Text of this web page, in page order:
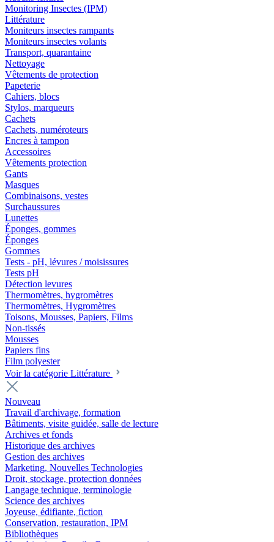
Monitoring Insectes (IPM)
Littérature
Moniteurs insectes rampants
Moniteurs insectes volants
Transport, quarantaine
Nettoyage
Vêtements de protection
Papeterie
Cahiers, blocs
Stylos, marqueurs
Cachets
Cachets, numéroteurs
Encres à tampon
Accessoires
Vêtements protection
Gants
Masques
Combinaisons, vestes
Surchaussures
Lunettes
Éponges, gommes
Éponges
Gommes
Tests - pH, lévures / moisissures
Tests pH
Détection levures
Thermomètres, hygromètres
Thermomètres, Hygromètres
Toisons, Mousses, Papiers, Films
Non-tissés
Mousses
Papiers fins
Film polyester
Voir la catégorie Littérature
Nouveau
Travail d'archivage, formation
Bâtiments, visite guidée, salle de lecture
Archives et fonds
Historique des archives
Gestion des archives
Marketing, Nouvelles Technologies
Droit, stockage, protection données
Langage technique, terminologie
Science des archives
Joyeuse, édifiante, fiction
Conservation, restauration, IPM
Bibliothèques